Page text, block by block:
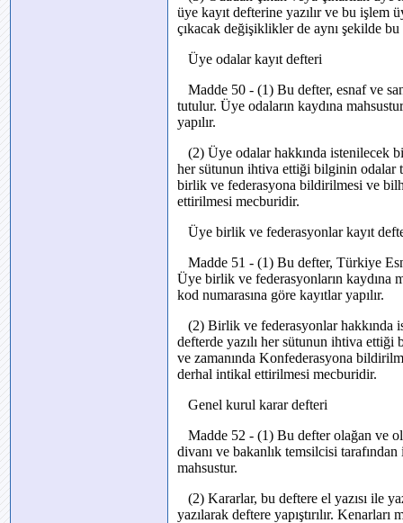
üye kayıt defterine yazılır ve bu
çıkacak değişiklikler de aynı şekilde
Üye odalar kayıt defteri
Madde 50 - (1) Bu defter, esnaf ve
tutulur. Üye odaların kaydına
yapılır.
(2) Üye odalar hakkında istenilecek
her sütunun ihtiva ettiği bilginin odalar
birlik ve federasyona bildirilmesi ve
ettirilmesi mecburidir.
Üye birlik ve federasyonlar kayıt
Madde 51 - (1) Bu defter, Türkiye
Üye birlik ve federasyonların kaydına
kod numarasına göre kayıtlar yapılır.
(2) Birlik ve federasyonlar hakkında
defterde yazılı her sütunun ihtiva
ve zamanında Konfederasyona
derhal intikal ettirilmesi mecburidir.
Genel kurul karar defteri
Madde 52 - (1) Bu defter olağan ve
divanı ve bakanlık temsilcisi
mahsustur.
(2) Kararlar, bu deftere el yazısı ile
yazılarak deftere yapıştırılır. Kenarları